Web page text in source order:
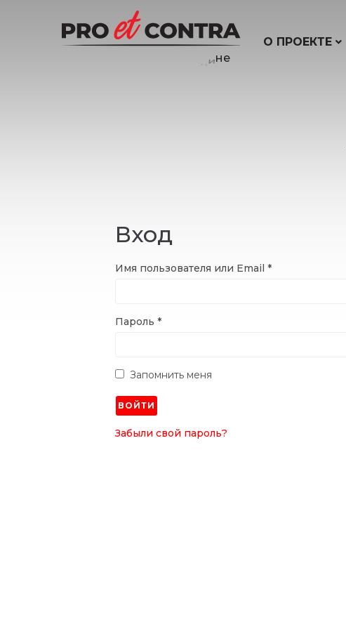
О ПРОЕКТЕ
Вход
Имя пользователя или Email *
Пароль *
Запомнить меня
ВОЙТИ
Забыли свой пароль?